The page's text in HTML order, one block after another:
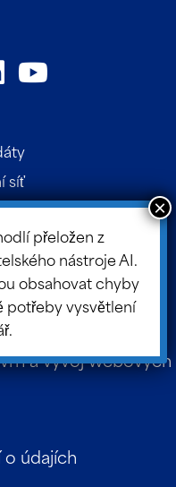
síť
a vývoj webových
údajích
přeložen z
nástroje AI.
obsahovat chyby
potřeby vysvětlení